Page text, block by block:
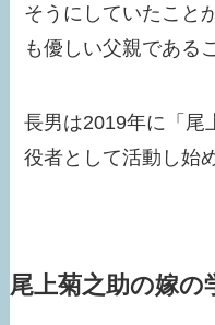
そうにしていたこと
も優しい父親である
長男は2019年に「尾
役者として活動し始
尾上菊之助の嫁の